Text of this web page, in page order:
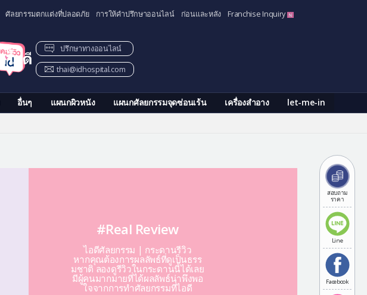
ศัลยกรรมตกแต่งที่ปลอดภัย การให้คำปรึกษาออนไลน์ ก่อนและหลัง Franchise Inquiry
อื่นๆ แผนกผิวหนัง แผนกศัลยกรรมจุดซ่อนเร้น เครื่องสำอาง
let-me-in
ปรึกษาทางออนไลน์
thai@idhospital.com
สอบถาม
ราคา
Line
Facebook
#Real Review
ไอดีศัลยกรรม | กระดานรีวิว
หากคุณต้องการผลลัพธ์ที่ดูเป็นธรร
มชาติ ลองดูรีวิวในกระดานนี้ได้เลย
มีผู้คนมากมายที่ได้ผลลัพธ์น่าพึงพอ
ใจจากการทำศัลยกรรมที่ไอดี